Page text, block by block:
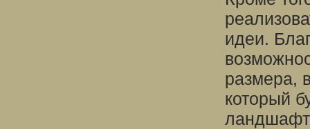
идеи.
размера,
который